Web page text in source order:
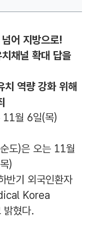
어 지방으로!
채널 확대 답을
치 역량 강화 위해
11월 6일(목)
도)은 오는 11월
)
반기 외국인환자
Korea
밝혔다.